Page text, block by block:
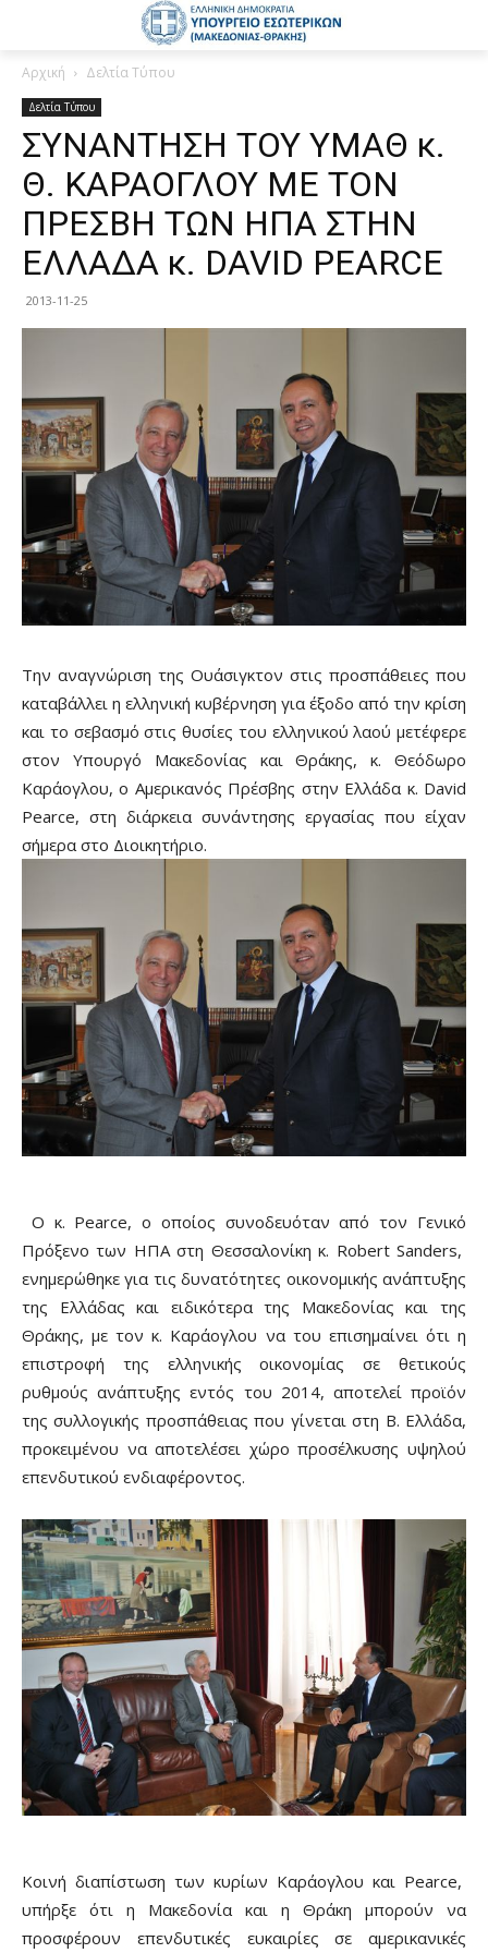
Αρχική Δελτία Τύπου
Δελτία Τύπου
ΣΥΝΑΝΤΗΣΗ ΤΟΥ ΥΜΑΘ κ.
Θ. ΚΑΡΑΟΓΛΟΥ ΜΕ ΤΟΝ
ΠΡΕΣΒΗ ΤΩΝ ΗΠΑ ΣΤΗΝ
ΕΛΛΑΔΑ κ. DAVID PEARCE
2013-11-25
Την αναγνώριση της Ουάσιγκτον στις προσπάθειες που
καταβάλλει η ελληνική κυβέρνηση για έξοδο από την κρίση
και το σεβασμό στις θυσίες του ελληνικού λαού μετέφερε
στον Υπουργό Μακεδονίας και Θράκης, κ. Θεόδωρο
Καράογλου, ο Αμερικανός Πρέσβης στην Ελλάδα κ. David
Pearce, στη διάρκεια συνάντησης εργασίας που είχαν
σήμερα στο Διοικητήριο.
Ο κ. Pearce, ο οποίος συνοδευόταν από τον Γενικό
Πρόξενο των ΗΠΑ στη Θεσσαλονίκη κ. Robert Sanders,
ενημερώθηκε για τις δυνατότητες οικονομικής ανάπτυξης
της Ελλάδας και ειδικότερα της Μακεδονίας και της
Θράκης, με τον κ. Καράογλου να του επισημαίνει ότι η
επιστροφή της ελληνικής οικονομίας σε θετικούς
ρυθμούς ανάπτυξης εντός του 2014, αποτελεί προϊόν
της συλλογικής προσπάθειας που γίνεται στη Β. Ελλάδα,
προκειμένου να αποτελέσει χώρο προσέλκυσης υψηλού
επενδυτικού ενδιαφέροντος.
Κοινή διαπίστωση των κυρίων Καράογλου και Pearce,
υπήρξε ότι η Μακεδονία και η Θράκη μπορούν να
προσφέρουν επενδυτικές ευκαιρίες σε αμερικανικές